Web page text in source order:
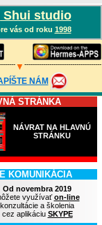
Shui studio
vás od roku 1998
▼ -------------------------------------
NÁM
STRÁNKA
NÁVRAT NA HLAVNÚ
STRÁNKU
KOMUNIKÁCIA
Od novembra 2019
využívaťon-line
konzultácie a školenia
cez aplikáciu SKYPE